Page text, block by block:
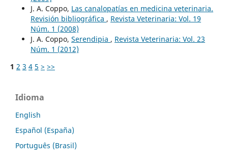
J. A. Coppo, Las canalopatías en medicina veterinaria.
Revisión bibliográfica , Revista Veterinaria: Vol. 19
Núm. 1 (2008)
J. A. Coppo, Serendipia , Revista Veterinaria: Vol. 23
Núm. 1 (2012)
1 2 3 4 5 > >>
Idioma
English
Español (España)
Português (Brasil)